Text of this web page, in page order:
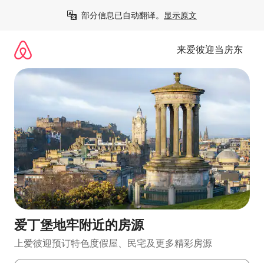
部分信息已自动翻译。 显示原文
来爱彼迎当房东
爱丁堡地牢附近的房源
上爱彼迎预订特色度假屋、民宅及更多精彩房源